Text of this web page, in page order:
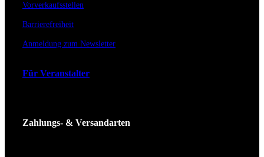
Vorverkaufsstellen
Barrierefreiheit
Anmeldung zum Newsletter
Für Veranstalter
Zahlungs- & Versandarten